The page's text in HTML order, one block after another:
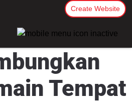
Create Website
Tempat